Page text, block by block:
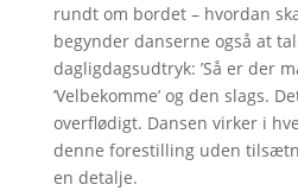
rundt om bordet – hvordan
begynder danserne også at
dagligdagsudtryk: ’Så er der
’Velbekomme’ og den slags.
overflødigt. Dansen virker i
denne forestilling uden
en detalje.